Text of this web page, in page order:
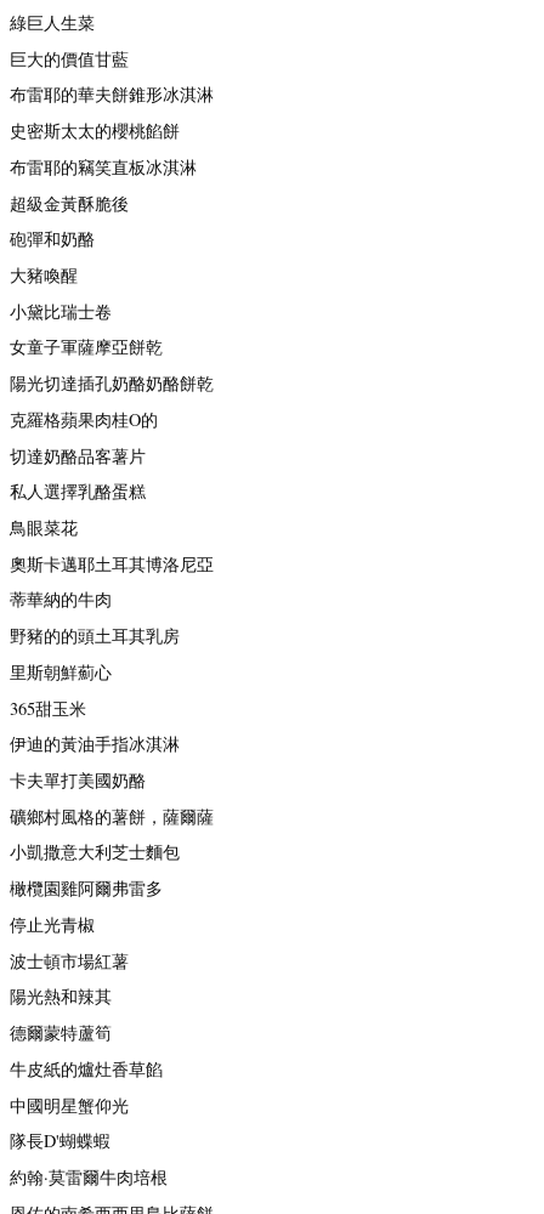
綠巨人生菜
巨大的價值甘藍
布雷耶的華夫餅錐形冰淇淋
史密斯太太的櫻桃餡餅
布雷耶的竊笑直板冰淇淋
超級金黃酥脆後
砲彈和奶酪
大豬喚醒
小黛比瑞士卷
女童子軍薩摩亞餅乾
陽光切達插孔奶酪奶酪餅乾
克羅格蘋果肉桂O的
切達奶酪品客薯片
私人選擇乳酪蛋糕
鳥眼菜花
奧斯卡邁耶土耳其博洛尼亞
蒂華納的牛肉
野豬的的頭土耳其乳房
里斯朝鮮薊心
365甜玉米
伊迪的黃油手指冰淇淋
卡夫單打美國奶酪
礦鄉村風格的薯餅，薩爾薩
小凱撒意大利芝士麵包
橄欖園雞阿爾弗雷多
停止光青椒
波士頓市場紅薯
陽光熱和辣其
德爾蒙特蘆筍
牛皮紙的爐灶香草餡
中國明星蟹仰光
隊長D'蝴蝶蝦
約翰·莫雷爾牛肉培根